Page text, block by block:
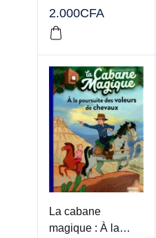
dernières heures
du Titanic
2.000CFA
La cabane
magique : À la